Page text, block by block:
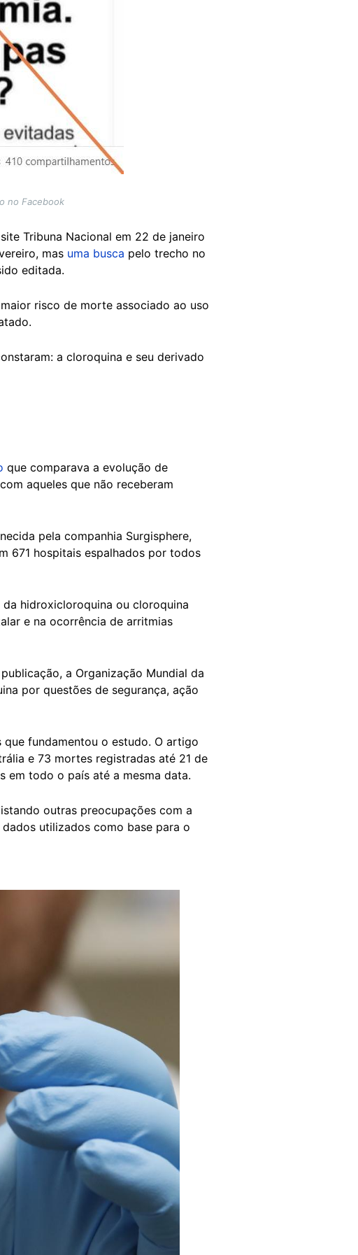
no Facebook
Tribuna Nacional em 22 de janeiro
mas uma busca pelo trecho no
editada.
risco de morte associado ao uso
a cloroquina e seu derivado
que comparava a evolução de
aqueles que não receberam
pela companhia Surgisphere,
671 hospitais espalhados por todos
hidroxicloroquina ou cloroquina
e na ocorrência de arritmias
a Organização Mundial da
por questões de segurança, ação
fundamentou o estudo. O artigo
e 73 mortes registradas até 21 de
em todo o país até a mesma data.
outras preocupações com a
utilizados como base para o